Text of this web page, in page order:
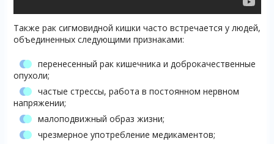
Также рак сигмовидной кишки часто встречается у людей,
объединенных следующими признаками:
перенесенный рак кишечника и доброкачественные
опухоли;
частые стрессы, работа в постоянном нервном
напряжении;
малоподвижный образ жизни;
чрезмерное употребление медикаментов;